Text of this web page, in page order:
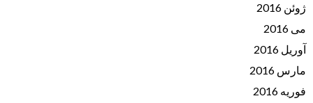
ژوئن 2016
می 2016
آوریل 2016
مارس 2016
فوریه 2016